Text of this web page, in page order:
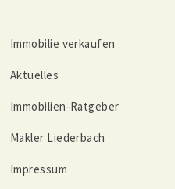
Immobilie verkaufen
Aktuelles
Immobilien-Ratgeber
Makler Liederbach
Impressum